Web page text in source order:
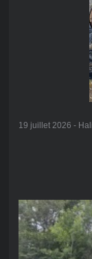
19 juillet 2026 -